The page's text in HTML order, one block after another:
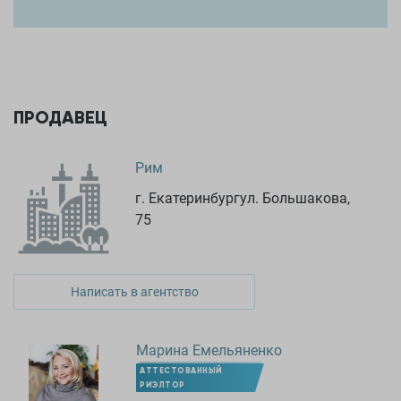
ПРОДАВЕЦ
Рим
г. Екатеринбургул. Большакова,
75
Написать в агентство
Марина Емельяненко
АТТЕСТОВАННЫЙ
РИЭЛТОР